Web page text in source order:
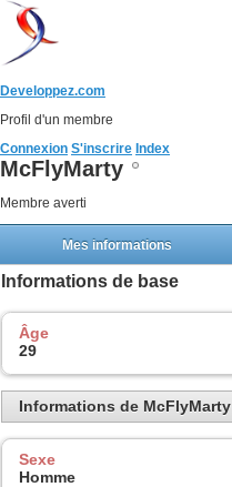
Developpez.com
Profil d'un membre
Connexion S'inscrire Index
McFlyMarty
Membre averti
Mes informations
Informations de base
Âge
29
Informations de McFlyMarty
Sexe
Homme